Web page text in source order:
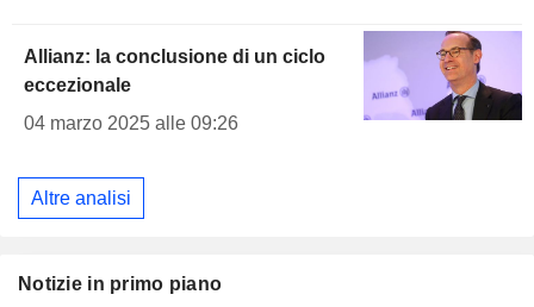
Allianz: la conclusione di un ciclo
eccezionale
04 marzo 2025 alle 09:26
Altre analisi
Notizie in primo piano